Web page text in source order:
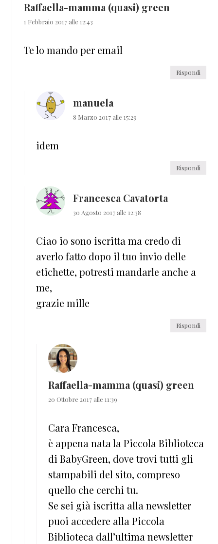
Raffaella-mamma (quasi) green
1 Febbraio 2017 alle 12:43
Te lo mando per email
Rispondi
manuela
8 Marzo 2017 alle 15:29
idem
Rispondi
Francesca Cavatorta
30 Agosto 2017 alle 12:38
Ciao io sono iscritta ma credo di
averlo fatto dopo il tuo invio delle
etichette, potresti mandarle anche a
me,
grazie mille
Rispondi
Raffaella-mamma (quasi) green
20 Ottobre 2017 alle 11:39
Cara Francesca,
è appena nata la Piccola Biblioteca
di BabyGreen, dove trovi tutti gli
stampabili del sito, compreso
quello che cerchi tu.
Se sei già iscritta alla newsletter
puoi accedere alla Piccola
Biblioteca dall’ultima newsletter